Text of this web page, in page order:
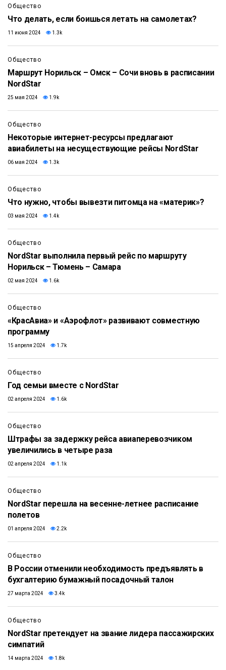
Общество
Что делать, если боишься летать на самолетах?
11 июня 2024 1.3k
Общество
Маршрут Норильск – Омск – Сочи вновь в расписании
NordStar
25 мая 2024 1.9k
Общество
Некоторые интернет-ресурсы предлагают
авиабилеты на несуществующие рейсы NordStar
06 мая 2024 1.3k
Общество
Что нужно, чтобы вывезти питомца на «материк»?
03 мая 2024 1.4k
Общество
NordStar выполнила первый рейс по маршруту
Норильск – Тюмень – Самара
02 мая 2024 1.6k
Общество
«КрасАвиа» и «Аэрофлот» развивают совместную
программу
15 апреля 2024 1.7k
Общество
Год семьи вместе с NordStar
02 апреля 2024 1.6k
Общество
Штрафы за задержку рейса авиаперевозчиком
увеличились в четыре раза
02 апреля 2024 1.1k
Общество
NordStar перешла на весенне-летнее расписание
полетов
01 апреля 2024 2.2k
Общество
В России отменили необходимость предъявлять в
бухгалтерию бумажный посадочный талон
27 марта 2024 3.4k
Общество
NordStar претендует на звание лидера пассажирских
симпатий
14 марта 2024 1.8k